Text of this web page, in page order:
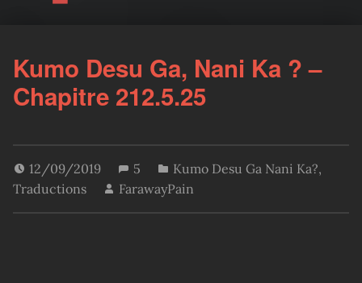
Kumo Desu Ga, Nani Ka ? –
Chapitre 212.5.25
12/09/2019 5 Kumo Desu Ga Nani Ka?,
Traductions
FarawayPain